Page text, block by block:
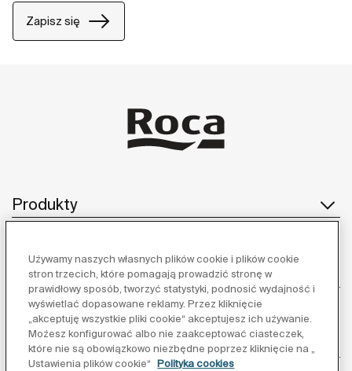
Zapisz się
Produkty
Obsługa klienta
O nas
Używamy naszych własnych plików cookie i plików cookie
stron trzecich, które pomagają prowadzić stronę w
prawidłowy sposób, tworzyć statystyki, podnosić wydajność i
wyświetlać dopasowane reklamy. Przez kliknięcie
„akceptuję wszystkie pliki cookie“ akceptujesz ich używanie.
Możesz konfigurować albo nie zaakceptować ciasteczek,
które nie są obowiązkowo niezbędne poprzez kliknięcie na „
Ustawienia plików cookie“
Polityka cookies